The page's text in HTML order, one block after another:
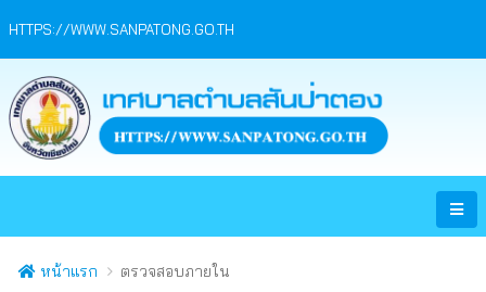
HTTPS://WWW.SANPATONG.GO.TH
หน้าแรก ตรวจสอบภายใน